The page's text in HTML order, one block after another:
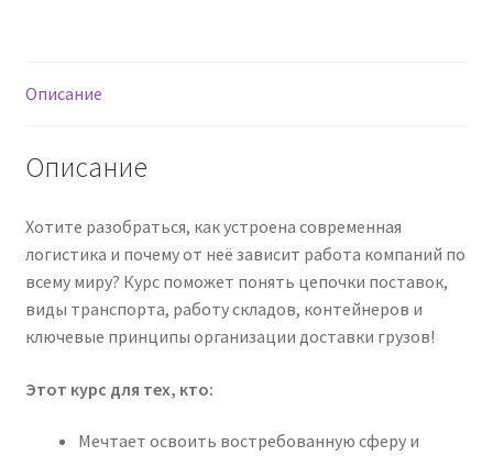
Описание
Описание
Хотите разобраться, как устроена современная
логистика и почему от неё зависит работа компаний по
всему миру? Курс поможет понять цепочки поставок,
виды транспорта, работу складов, контейнеров и
ключевые принципы организации доставки грузов!
Этот курс для тех, кто:
Мечтает освоить востребованную сферу и